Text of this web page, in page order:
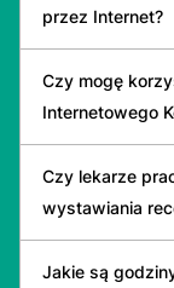
przez Internet?
Czy mogę
Internetowego
Czy lekarze
wystawiania
Jakie są